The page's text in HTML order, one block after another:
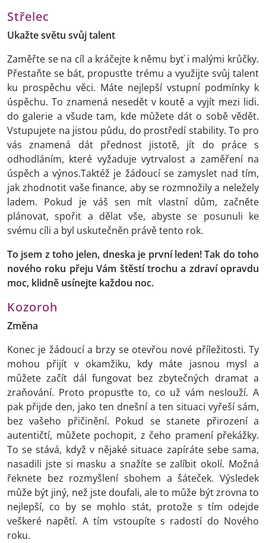
Střelec
Ukažte světu svůj talent
Zaměřte se na cíl a kráčejte k němu byť i malými krůčky.
Přestaňte se bát, propusťte trému a využijte svůj talent
ku prospěchu věci. Máte nejlepší vstupní podmínky k
úspěchu. To znamená nesedět v koutě a vyjít mezi lidi.
do galerie a všude tam, kde můžete dát o sobě vědět.
Vstupujete na jistou půdu, do prostředí stability. To pro
vás znamená dát přednost jistotě, jít do práce s
odhodláním, které vyžaduje vytrvalost a zaměření na
úspěch a výnos.Taktéž je žádoucí se zamyslet nad tím,
jak zhodnotit vaše finance, aby se rozmnožily a neležely
ladem. Pokud je váš sen mít vlastní dům, začněte
plánovat, spořit a dělat vše, abyste se posunuli ke
svému cíli a byl uskutečněn právě tento rok.
To jsem z toho jelen, dneska je první leden! Tak do toho
nového roku přeju Vám štěstí trochu a zdraví opravdu
moc, klidně usínejte každou noc.
Kozoroh
Změna
Konec je žádoucí a brzy se otevřou nové příležitosti. Ty
mohou přijít v okamžiku, kdy máte jasnou mysl a
můžete začít dál fungovat bez zbytečných dramat a
zraňování. Proto propusťte to, co už vám neslouží. A
pak přijde den, jako ten dnešní a ten situaci vyřeší sám,
bez vašeho přičinění. Pokud se stanete přirození a
autentičtí, můžete pochopit, z čeho pramení překážky.
To se stává, když v nějaké situace zapíráte sebe sama,
nasadili jste si masku a snažíte se zalíbit okolí. Možná
řeknete bez rozmyšlení sbohem a šáteček. Výsledek
může být jiný, než jste doufali, ale to může být zrovna to
nejlepší, co by se mohlo stát, protože s tím odejde
veškeré napětí. A tím vstoupíte s radostí do Nového
roku.